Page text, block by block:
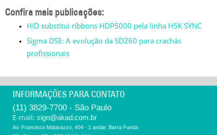
Confira mais publicações:
HID substitui ribbons HDP5000 pela linha H5K SYNC
Sigma DSE: A evolução da SD260 para crachás
profissionais
INFORMAÇÕES PARA CONTATO
(11) 3829-7700 - São Paulo
E-mail: sign@akad.com.br
Av. Francisco Matarazzo, 404 - 1 andar, Barra Funda